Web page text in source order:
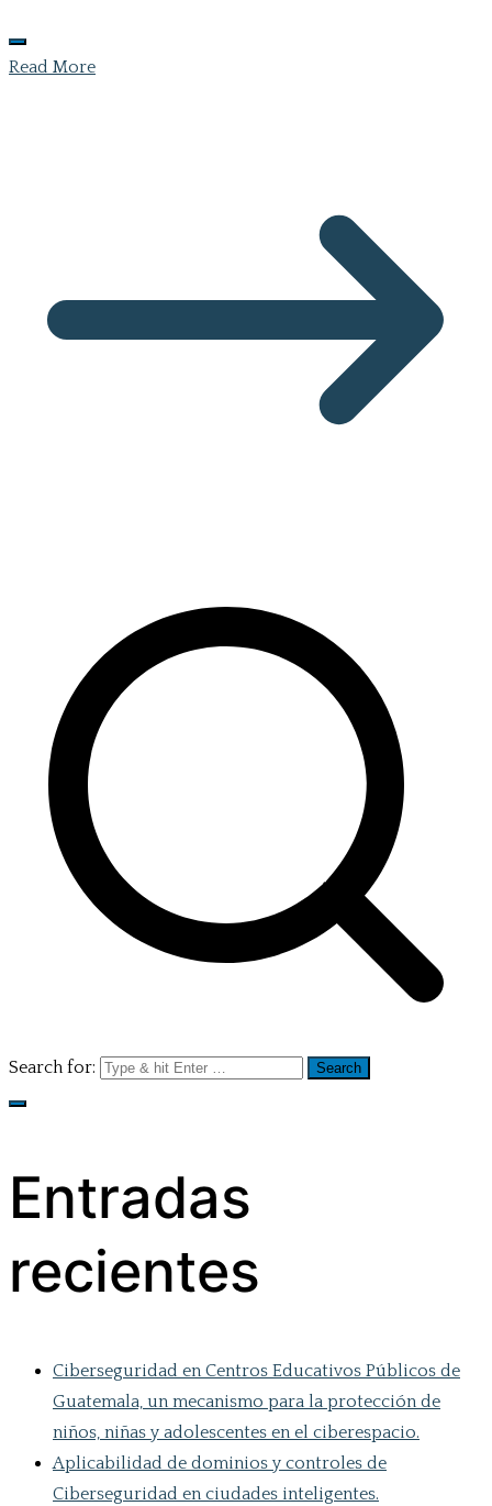
Read More
Search for:
Entradas
recientes
Ciberseguridad en Centros Educativos Públicos de
Guatemala, un mecanismo para la protección de
niños, niñas y adolescentes en el ciberespacio.
Aplicabilidad de dominios y controles de
Ciberseguridad en ciudades inteligentes.